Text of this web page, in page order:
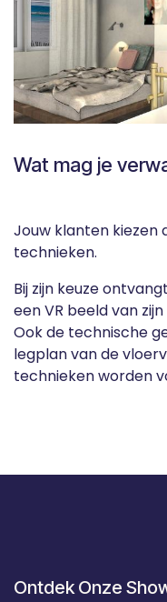
Wat mag je
Jouw klanten kiezen
technieken.
Bij zijn keuze
een VR beeld van
Ook de technische
legplan van de
technieken worden
Ontdek Onze